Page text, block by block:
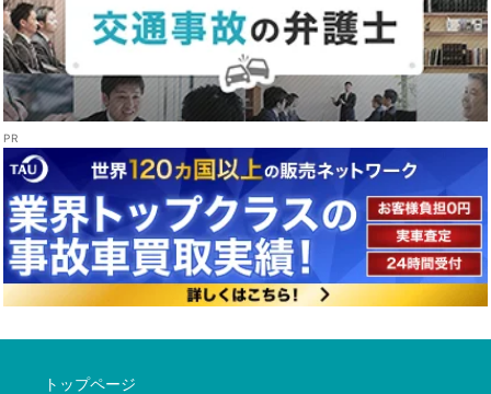
トップページ